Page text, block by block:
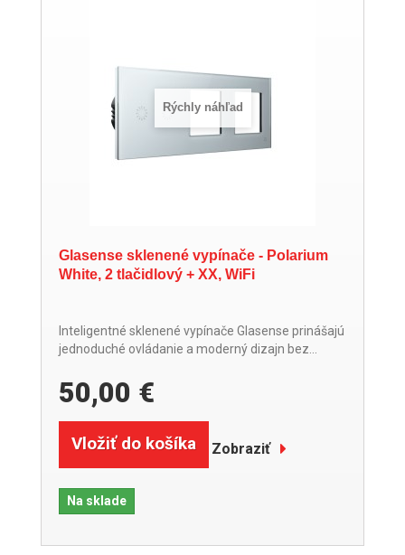
Rýchly náhľad
Glasense sklenené vypínače - Polarium
White, 2 tlačidlový + XX, WiFi
Inteligentné sklenené vypínače Glasense prinášajú
jednoduché ovládanie a moderný dizajn bez...
50,00 €
Vložiť do košíka Zobraziť
Na sklade